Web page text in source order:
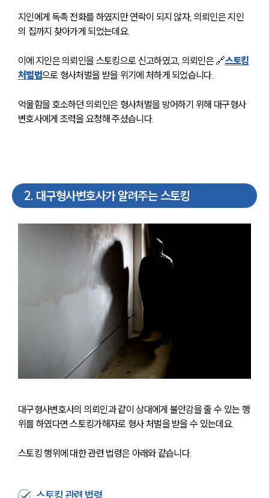
지인에게 독촉 전화를 하였지만 연락이 되지 않자, 의뢰인은 지인
의 집까지 찾아가게 되었는데요.
이에 지인은 의뢰인을 스토킹으로 신고하였고, 의뢰인은 🔗스토킹
처벌법으로 형사처벌을 받을 위기에 처하게 되었습니다.
억울함을 호소하던 의뢰인은 형사처벌을 방어하기 위해 대구형사
변호사에게 조력을 요청해 주셨습니다.
2. 대구형사변호사가 알려주는 스토킹
대구형사변호사의 의뢰인과 같이 상대에게 불안감을 줄 수 있는 행
위를 하였다면 스토킹가해자로 형사 처벌을 받을 수 있는데요.
스토킹 행위에 대한 관련 법령은 아래와 같습니다.